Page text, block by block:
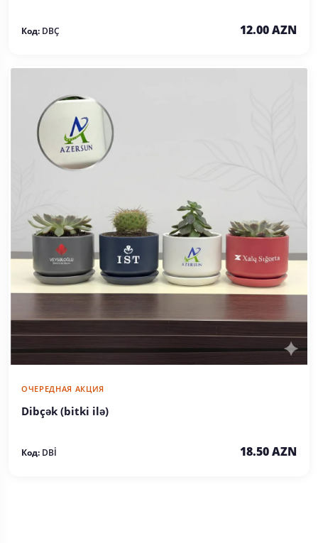
Код: DBÇ 12.00 AZN
ОЧЕРЕДНАЯ АКЦИЯ
Dibçək (bitki ilə)
Код: DBİ 18.50 AZN